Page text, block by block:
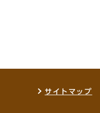
サイトマップ